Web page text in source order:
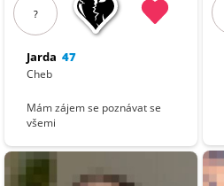
?
Jarda 47
Cheb
Mám zájem se poznávat se
všemi